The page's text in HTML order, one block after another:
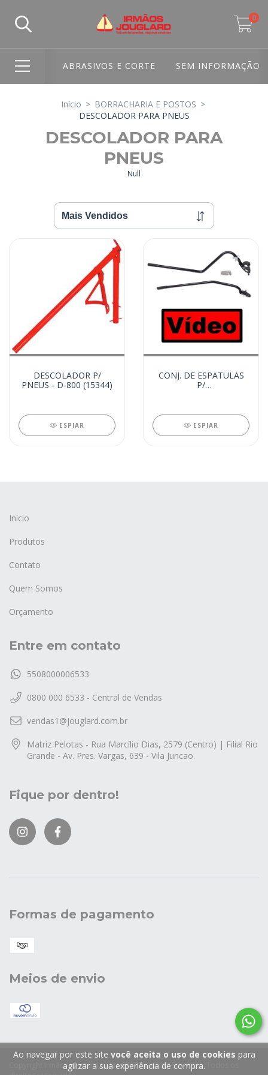
0
ABRASIVOS E CORTE SEM INFORMAÇÃO
Ao navegar por este site você aceita o uso de cookies para
agilizar a sua experiência de compra.
Início > BORRACHARIA E POSTOS >
DESCOLADOR PARA PNEUS
DESCOLADOR PARA
PNEUS
Null
DESCOLADOR P/
PNEUS - D-800 (15344)
ESPIAR
CONJ. DE ESPATULAS
P/
ESPIAR
Início
Produtos
Contato
Quem Somos
Orçamento
Entre em contato
5508000006533
0800 000 6533 - Central de Vendas
vendas1@jouglard.com.br
Matriz Pelotas - Rua Marcílio Dias, 2579 (Centro) | Filial Rio
Grande - Av. Pres. Vargas, 639 - Vila Juncao.
Fique por dentro!
Formas de pagamento
Meios de envio
Copyright Irmãos Jouglard Ltda - 87378428000150 - 2026. Todos os